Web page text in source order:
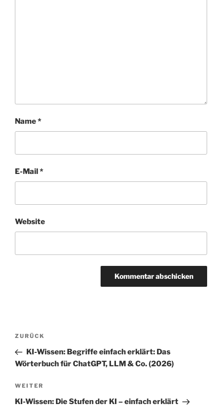
Name*
E-Mail *
Website
Beitrags-
Vorheriger
Beitrag
ZURÜCK
KI-Wissen: Begriffe einfach erklärt: Das
Wörterbuch für ChatGPT, LLM & Co. (2026)
Nächster
Beitrag
WEITER
KI-Wissen: Die Stufen der KI – einfach erklärt